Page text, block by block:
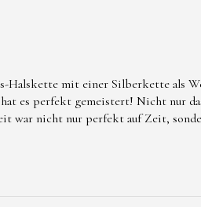
Halskette mit einer Silberkette als
es perfekt gemeistert! Nicht nur
war nicht nur perfekt auf Zeit,